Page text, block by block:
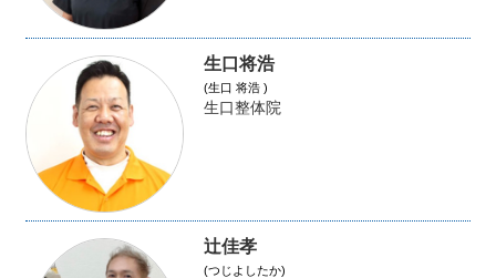
生口将浩
(生口 将浩 )
生口整体院
辻佳孝
(つじよしたか)